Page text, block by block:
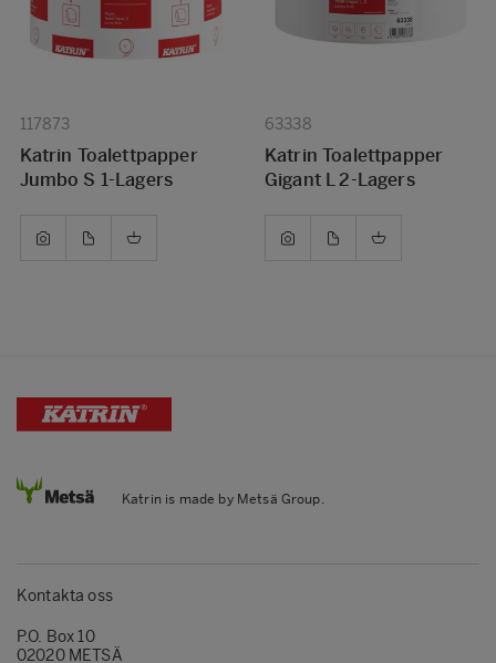
117873
Katrin Toalettpapper
Jumbo S 1-Lagers
63338
Katrin Toalettpapper
Gigant L 2-Lagers
Katrin is made by Metsä Group.
Kontakta oss
P.O. Box 10
02020 METSÄ